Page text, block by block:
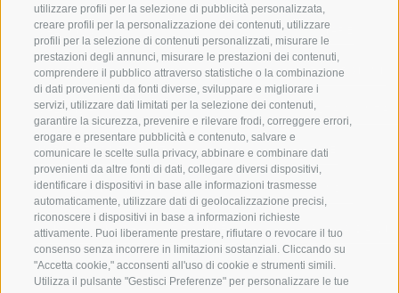
utilizzare profili per la selezione di pubblicità personalizzata,
creare profili per la personalizzazione dei contenuti, utilizzare
profili per la selezione di contenuti personalizzati, misurare le
prestazioni degli annunci, misurare le prestazioni dei contenuti,
comprendere il pubblico attraverso statistiche o la combinazione
di dati provenienti da fonti diverse, sviluppare e migliorare i
servizi, utilizzare dati limitati per la selezione dei contenuti,
garantire la sicurezza, prevenire e rilevare frodi, correggere errori,
erogare e presentare pubblicità e contenuto, salvare e
comunicare le scelte sulla privacy, abbinare e combinare dati
provenienti da altre fonti di dati, collegare diversi dispositivi,
identificare i dispositivi in base alle informazioni trasmesse
automaticamente, utilizzare dati di geolocalizzazione precisi,
riconoscere i dispositivi in base a informazioni richieste
attivamente. Puoi liberamente prestare, rifiutare o revocare il tuo
consenso senza incorrere in limitazioni sostanziali. Cliccando su
"Accetta cookie," acconsenti all'uso di cookie e strumenti simili.
Utilizza il pulsante "Gestisci Preferenze" per personalizzare le tue
VAL GIOVO
VAL RACINES
VAL RIDANNA
IMPIANTI DI RISALITA
SCUOLA DI SCI RACINES
LUISL'S SKI SCHOOL A RACINES
SCIARE
ESCURSIONI
ALTA
BIKE
FONDO
ACQUA DA